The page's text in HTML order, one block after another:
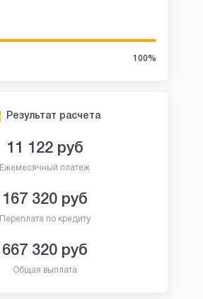
100%
Результат расчета
11 122руб
Ежемесячный платеж
167 320руб
Переплата по кредиту
667 320руб
Общая выплата